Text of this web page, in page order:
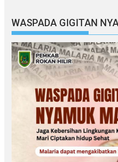
WASPADA GIGITAN